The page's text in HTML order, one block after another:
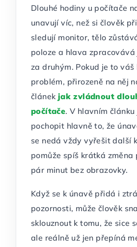
Dlouhé hodiny u počítače
unavují víc, než si člověk
sledují monitor, tělo
poloze a hlava
za druhým. Pokud je to váš
problém, přirozeně na něj
článek jak zvládnout
počítače. V hlavním
pochopit hlavně to, že
se nedá vždy vyřešit další
pomůže spíš krátká změna
pár minut bez obrazovky.
Když se k únavě přidá i
pozornosti, může člověk
sklouznout k tomu, že sice
ale reálně už jen přepíná